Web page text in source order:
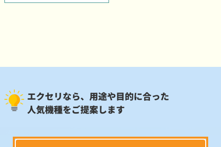
エクセリなら、用途や目的に合った
人気機種をご提案します